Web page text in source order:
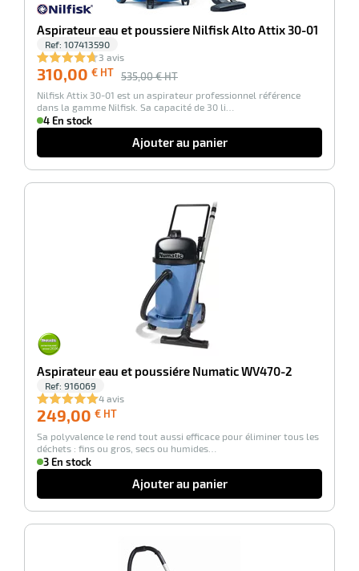
Aspirateur eau et poussiere Nilfisk Alto Attix 30-01
Ref: 107413590
3 avis
310,00 € HT 535,00 € HT
Nilfisk Attix 30-01 est un aspirateur professionnel référence
dans la gamme Nilfisk. Sa capacité de 30 li…
4 En stock
Ajouter au panier
Aspirateur eau et poussiére Numatic WV470-2
Ref: 916069
4 avis
249,00 € HT
HT
Sa polyvalence le rend tout aussi efficace pour éliminer tous les
déchets : fins ou gros, secs ou humides…
3 En stock
Ajouter au panier